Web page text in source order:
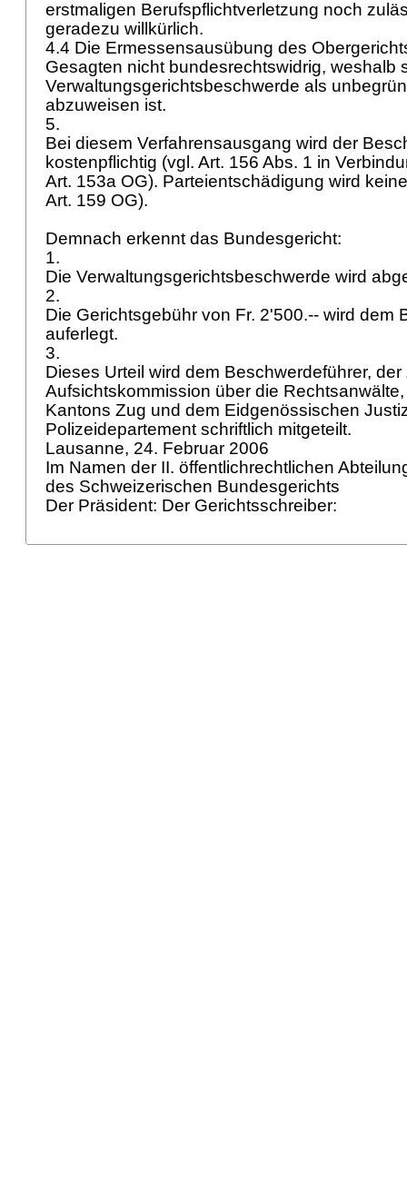
erstmaligen Berufspflichtverletzung noch
geradezu willkürlich.
4.4 Die Ermessensausübung des
Gesagten nicht bundesrechtswidrig, weshalb
Verwaltungsgerichtsbeschwerde als
abzuweisen ist.
5.
Bei diesem Verfahrensausgang wird der
kostenpflichtig (vgl. Art. 156 Abs. 1 in
Art. 153a OG). Parteientschädigung wird
Art. 159 OG).
Demnach erkennt das Bundesgericht:
1.
Die Verwaltungsgerichtsbeschwerde wird
2.
Die Gerichtsgebühr von Fr. 2'500.-- wird dem
auferlegt.
3.
Dieses Urteil wird dem Beschwerdeführer, der
Aufsichtskommission über die
Kantons Zug und dem Eidgenössischen
Polizeidepartement schriftlich mitgeteilt.
Lausanne, 24. Februar 2006
Im Namen der II. öffentlichrechtlichen
des Schweizerischen Bundesgerichts
Der Präsident: Der Gerichtsschreiber: